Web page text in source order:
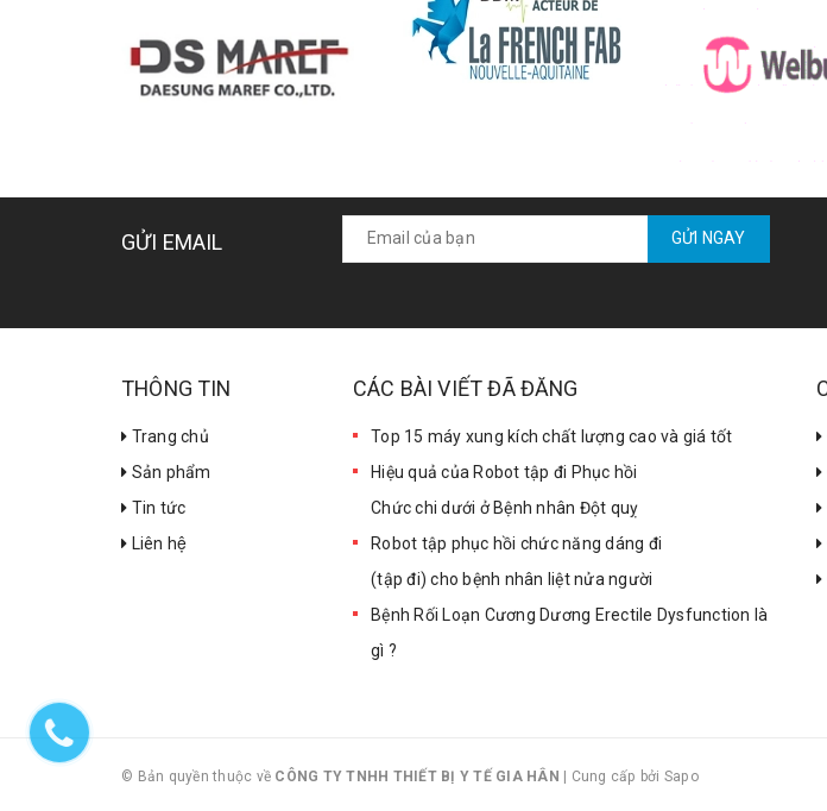
GỬI EMAIL GỬI NGAY
THÔNG TIN
Trang chủ
Sản phẩm
Tin tức
Liên hệ
CÁC BÀI VIẾT ĐÃ ĐĂNG
Top 15 máy xung kích chất lượng cao và giá tốt
Hiệu quả của Robot tập đi Phục hồi
Chức chi dưới ở Bệnh nhân Đột quỵ
Robot tập phục hồi chức năng dáng đi
(tập đi) cho bệnh nhân liệt nửa người
Bệnh Rối Loạn Cương Dương Erectile Dysfunction là
gì ?
© Bản quyền thuộc về CÔNG TY TNHH THIẾT BỊ Y TẾ GIA HÂN Cung cấp bởi Sapo